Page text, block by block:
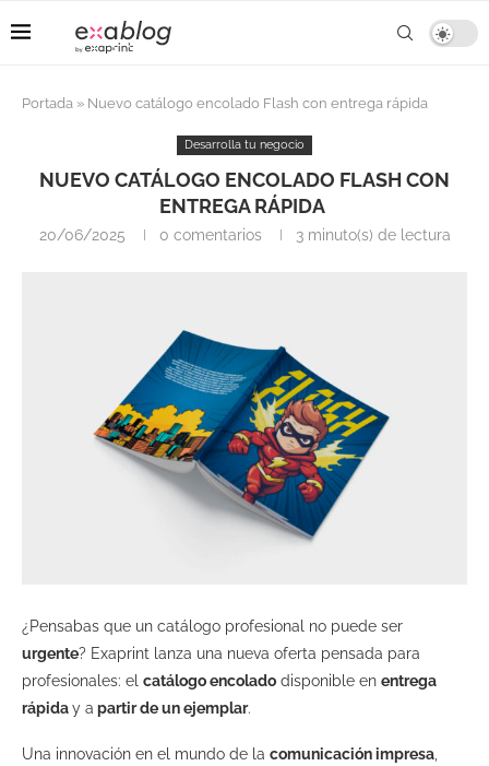
Portada » Nuevo catálogo encolado Flash con entrega rápida
Desarrolla tu negocio
NUEVO CATÁLOGO ENCOLADO FLASH CON
ENTREGA RÁPIDA
20/06/2025 0 comentarios 3 minuto(s) de lectura
¿Pensabas que un catálogo profesional no puede ser
urgente? Exaprint lanza una nueva oferta pensada para
profesionales: el catálogo encolado disponible en entrega
rápiday a partir de un ejemplar.
Una innovación en el mundo de la comunicación impresa